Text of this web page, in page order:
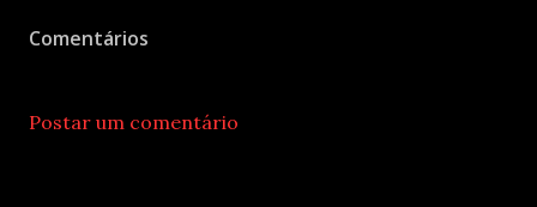
Comentários
Postar um comentário